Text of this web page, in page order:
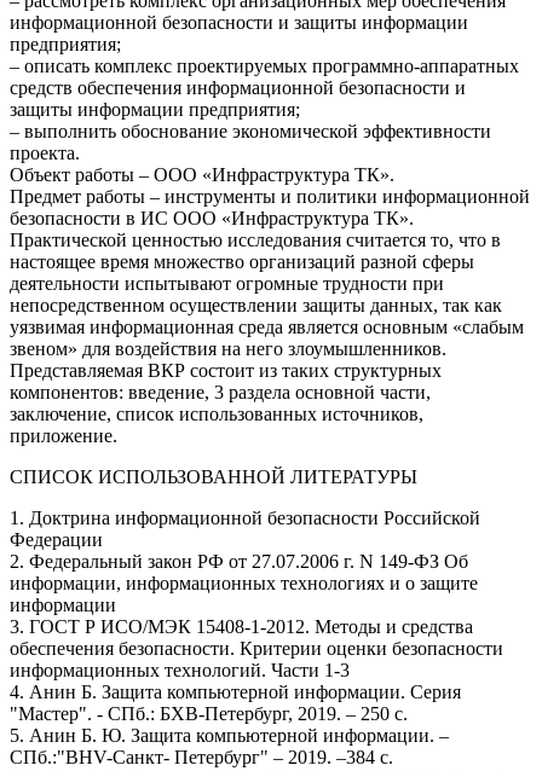
информационной безопасности и защиты информации
предприятия;
– описать комплекс проектируемых программно-аппаратных
средств обеспечения информационной безопасности и
защиты информации предприятия;
– выполнить обоснование экономической эффективности
проекта.
Объект работы – ООО «Инфраструктура ТК».
Предмет работы – инструменты и политики информационной
безопасности в ИС ООО «Инфраструктура ТК».
Практической ценностью исследования считается то, что в
настоящее время множество организаций разной сферы
деятельности испытывают огромные трудности при
непосредственном осуществлении защиты данных, так как
уязвимая информационная среда является основным «слабым
звеном» для воздействия на него злоумышленников.
Представляемая ВКР состоит из таких структурных
компонентов: введение, 3 раздела основной части,
заключение, список использованных источников,
приложение.
СПИСОК ИСПОЛЬЗОВАННОЙ ЛИТЕРАТУРЫ
1. Доктрина информационной безопасности Российской
Федерации
2. Федеральный закон РФ от 27.07.2006 г. N 149-ФЗ Об
информации, информационных технологиях и о защите
информации
3. ГОСТ Р ИСО/МЭК 15408-1-2012. Методы и средства
обеспечения безопасности. Критерии оценки безопасности
информационных технологий. Части 1-3
4. Анин Б. Защита компьютерной информации. Серия
"Мастер". - СПб.: БХВ-Петербург, 2019. – 250 с.
5. Анин Б. Ю. Защита компьютерной информации. –
СПб.:"BHV-Санкт- Петербург" – 2019. –384 с.